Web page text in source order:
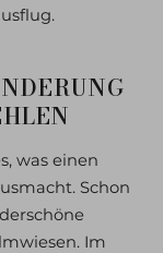
was einen
Schon
Im